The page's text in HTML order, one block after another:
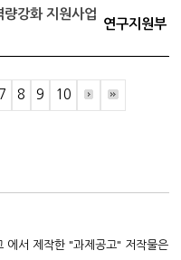
강화 지원사업
연구지원부
7 8 9 10
에서 제작한 "과제공고" 저작물은